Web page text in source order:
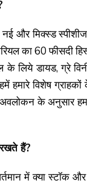
नई और मिक्स्ड
का 60 फीसदी
के लिये डायड, ग्रे
हमारे विशेष ग्राहकों
के अनुसार
हैं?
में क्या स्टॉक